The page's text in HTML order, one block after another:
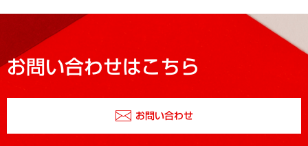
お問い合わせはこちら
お問い合わせ